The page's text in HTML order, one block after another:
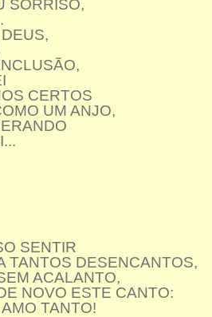
SORRISO,
CERTOS
UM ANJO,
SENTIR
TANTOS DESENCANTOS,
ACALANTO,
NOVO ESTE CANTO:
TANTO!